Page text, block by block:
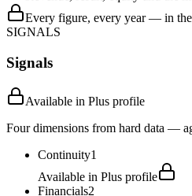
Every figure, every year — in
SIGNALS
Signals
Available in Plus profile
Four dimensions from hard data —
Continuity1
Available in Plus profile
Financials2